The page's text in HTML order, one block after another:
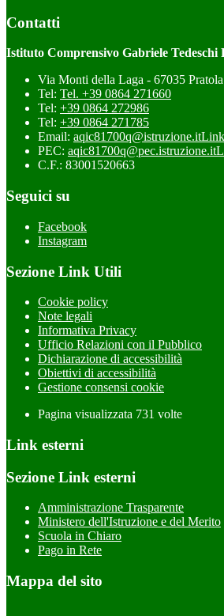
Contatti
Istituto Comprensivo Gabriele Tedeschi
Via Monti della Laga - 67035
Tel: Tel. +39 0864 271660
Tel: +39 0864 272986
Tel: +39 0864 271785
Email: aqic81700q@istruzione.it
PEC: aqic81700q@pec.istruzione.it
C.F.: 83001520663
Seguici su
Facebook
Instagram
Sezione Link Utili
Cookie policy
Note legali
Informativa Privacy
Ufficio Relazioni con il Pubblico
Dichiarazione di accessibilità
Obiettivi di accessibilità
Gestione consensi cookie
Pagina visualizzata 731 volte
Link esterni
Sezione Link esterni
Amministrazione Trasparente
Ministero dell'Istruzione e del Merito
Scuola in Chiaro
Pago in Rete
Mappa del sito